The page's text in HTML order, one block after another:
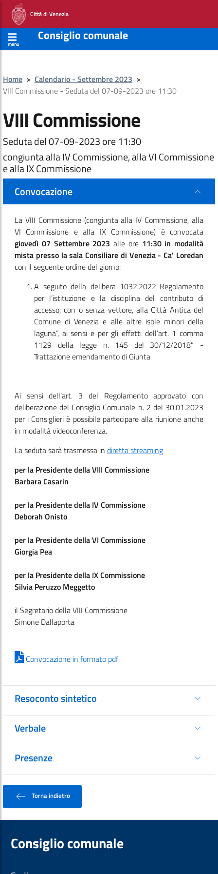
Città di Venezia
menu
Consiglio comunale
Home > Calendario - Settembre 2023 >
VIII Commissione - Seduta del 07-09-2023 ore 11:30
VIII Commissione
Seduta del 07-09-2023 ore 11:30
congiunta alla IV Commissione, alla VI Commissione
e alla IX Commissione
Convocazione
La VIII Commissione (congiunta alla IV Commissione, alla
VI Commissione e alla IX Commissione) è convocata
giovedì 07 Settembre 2023 alle ore 11:30 in modalità
mista presso la sala Consiliare di Venezia - Ca' Loredan
con il seguente ordine del giorno:
A seguito della delibera 1032.2022-Regolamento
per l’istituzione e la disciplina del contributo di
accesso, con o senza vettore, alla Città Antica del
Comune di Venezia e alle altre isole minori della
laguna”, ai sensi e per gli effetti dell’art. 1 comma
1129 della legge n. 145 del 30/12/2018” -
Trattazione emendamento di Giunta
Ai sensi dell'art. 3 del Regolamento approvato con
deliberazione del Consiglio Comunale n. 2 del 30.01.2023
per i Consiglieri è possibile partecipare alla riunione anche
in modalità videoconferenza.
La seduta sarà trasmessa in diretta streaming
per la Presidente della VIII Commissione
Barbara Casarin
per la Presidente della IV Commissione
Deborah Onisto
per la Presidente della VI Commissione
Giorgia Pea
per la Presidente della IX Commissione
Silvia Peruzzo Meggetto
il Segretario della VIII Commissione
Simone Dallaporta
Convocazione in formato pdf
Resoconto sintetico
Verbale
Presenze
Torna indietro
Consiglio comunale